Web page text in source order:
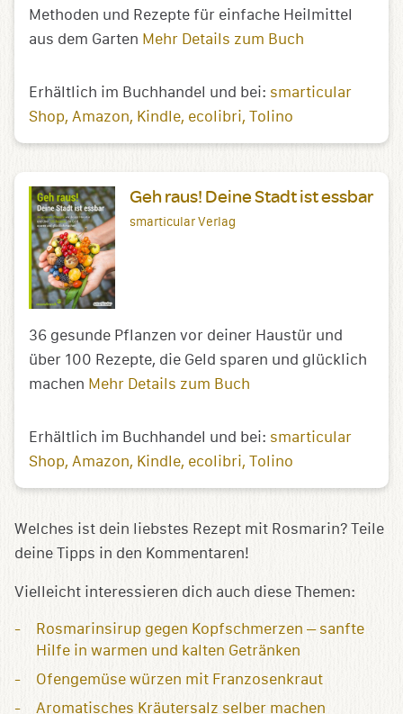
Methoden und Rezepte für einfache Heilmittel
aus dem Garten Mehr Details zum Buch
Erhältlich im Buchhandel und bei: smarticular
Shop Amazon Kindle ecolibri Tolino
Geh raus! Deine Stadt ist essbar
smarticular Verlag
36 gesunde Pflanzen vor deiner Haustür und
über 100 Rezepte, die Geld sparen und glücklich
machen Mehr Details zum Buch
Erhältlich im Buchhandel und bei: smarticular
Shop Amazon Kindle ecolibri Tolino
Welches ist dein liebstes Rezept mit Rosmarin? Teile
deine Tipps in den Kommentaren!
Vielleicht interessieren dich auch diese Themen:
Rosmarinsirup gegen Kopfschmerzen – sanfte
Hilfe in warmen und kalten Getränken
Ofengemüse würzen mit Franzosenkraut
Aromatisches Kräutersalz selber machen